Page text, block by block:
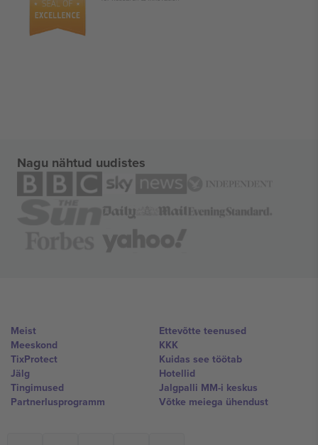
Nagu nähtud uudistes
Meist
Meeskond
TixProtect
Jälg
Tingimused
Partnerlusprogramm
Ettevõtte teenused
KKK
Kuidas see töötab
Hotellid
Jalgpalli MM-i keskus
Võtke meiega ühendust